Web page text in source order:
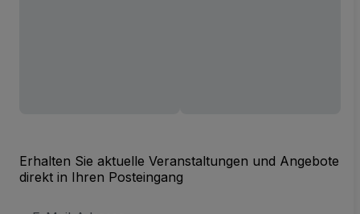
Erhalten Sie aktuelle Veranstaltungen und Angebote
direkt in Ihren Posteingang